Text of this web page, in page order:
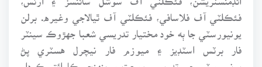
فئڪلٽي آف فلاسافي، فئڪلٽي آف ٿيالاجي وغيره. برلن
يونيورسٽي جا ٻه خود مختيار تدريسي شعبا جهڙوڪ سينٽر
فار برٽس اسٽڊيز ۽ ميوزم فار نيچرل هسٽري پڻ
يونيورسٽي جي تدريسي وسعت ۾ پنهنجو ڪارائتو ڪردار